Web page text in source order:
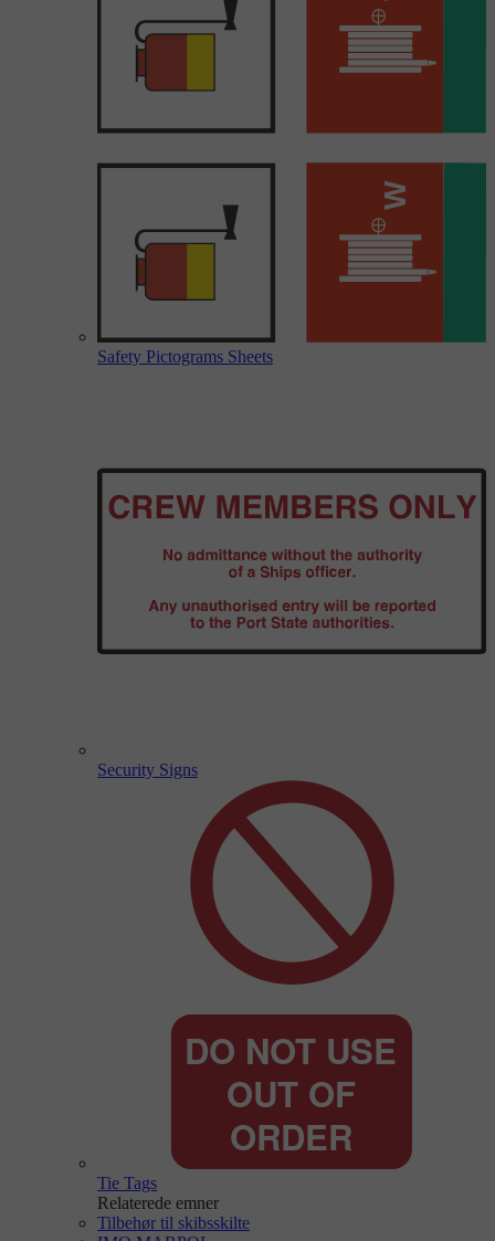
Safety Pictograms Sheets
Security Signs
Tie Tags
Relaterede emner
Tilbehør til skibsskilte